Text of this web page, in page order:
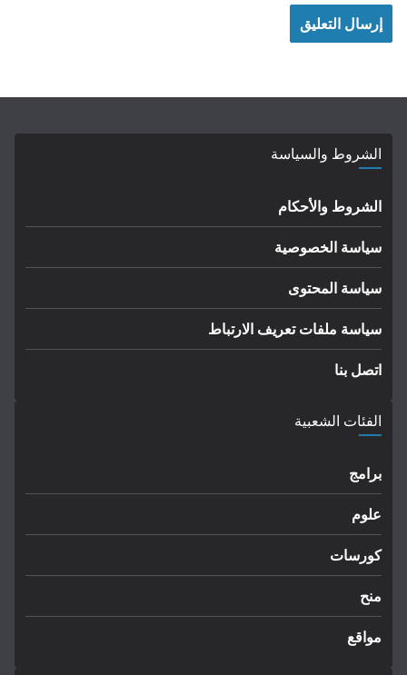
الشروط والسياسة
الشروط والأحكام
سياسة الخصوصية
سياسة المحتوى
سياسة ملفات تعريف الارتباط
اتصل بنا
الفئات الشعبية
برامج
علوم
كورسات
منح
مواقع